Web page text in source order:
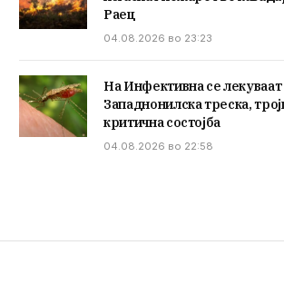
Раец
04.08.2026 во 23:23
На Инфективна се лекуваат
Западнонилска треска,
критична состојба
04.08.2026 во 22:58